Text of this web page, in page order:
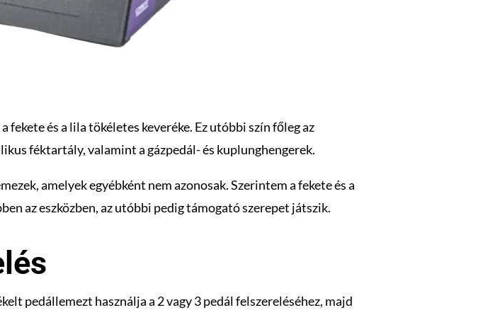
fekete és a lila tökéletes keveréke. Ez utóbbi szín főleg az
féktartály, valamint a gázpedál- és kuplunghengerek.
amelyek egyébként nem azonosak. Szerintem a fekete és a
az eszközben, az utóbbi pedig támogató szerepet játszik.
pedállemezt használja a 2 vagy 3 pedál felszereléséhez, majd